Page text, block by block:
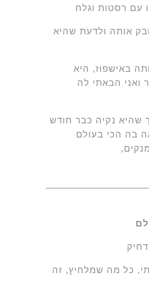
עם רסטות וגלח
אותה ולדעת שהיא
באישפוז, היא
ואני הבאתי לה
שהיא נקיה כבר חודש
בה הכי בעולם
כל מה שמלחיץ, זה